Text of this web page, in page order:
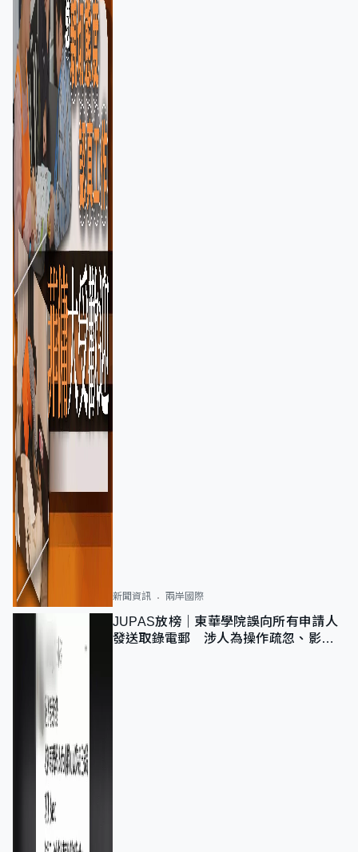
新聞資訊 兩岸國際
JUPAS放榜｜東華學院誤向所有申請人
發送取錄電郵 涉人為操作疏忽、影響